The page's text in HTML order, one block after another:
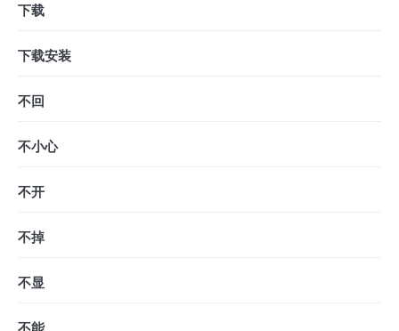
下载
下载安装
不回
不小心
不开
不掉
不显